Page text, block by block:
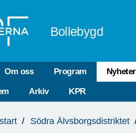
Bollebygd
Om oss Program Nyheter
Arkiv KPR
Södra Älvsborgsdistriktet